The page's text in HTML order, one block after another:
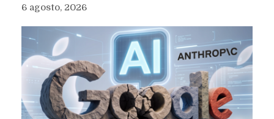
6 agosto, 2026